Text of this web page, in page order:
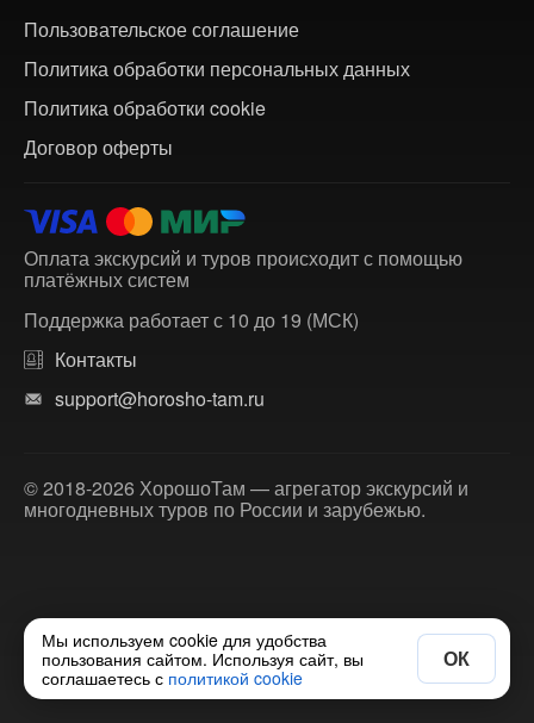
Пользовательское соглашение
Политика обработки персональных данных
Политика обработки cookie
Договор оферты
Оплата экскурсий и туров происходит с помощью
платёжных систем
Поддержка работает с 10 до 19 (МСК)
Контакты
support@horosho-tam.ru
© 2018-2026 ХорошоТам — агрегатор экскурсий и
многодневных туров по России и зарубежью.
Мы используем cookie для удобства
пользования сайтом. Используя сайт, вы
соглашаетесь с политикой cookie
ОК